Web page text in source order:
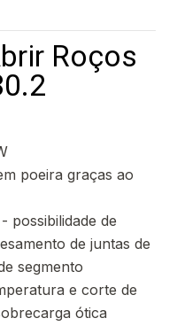
Roços
poeira graças ao
possibilidade de
de juntas de
segmento
e corte de
ótica